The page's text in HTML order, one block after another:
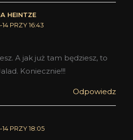
HEINTZE
PRZY 16:43
A jak już tam będziesz, to
Koniecznie!!!
Odpowiedz
PRZY 18:05